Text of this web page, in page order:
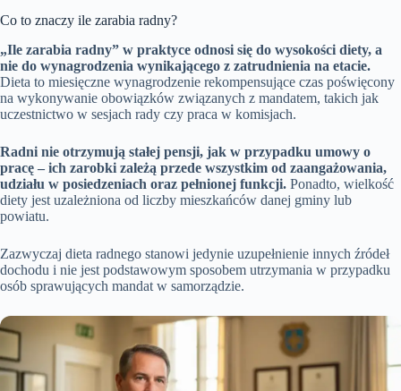
Co to znaczy ile zarabia radny?
„Ile zarabia radny” w praktyce odnosi się do wysokości diety, a
nie do wynagrodzenia wynikającego z zatrudnienia na etacie.
Dieta to miesięczne wynagrodzenie rekompensujące czas poświęcony
na wykonywanie obowiązków związanych z mandatem, takich jak
uczestnictwo w sesjach rady czy praca w komisjach.
Radni nie otrzymują stałej pensji, jak w przypadku umowy o
pracę – ich zarobki zależą przede wszystkim od zaangażowania,
udziału w posiedzeniach oraz pełnionej funkcji. Ponadto, wielkość
diety jest uzależniona od liczby mieszkańców danej gminy lub
powiatu.
Zazwyczaj dieta radnego stanowi jedynie uzupełnienie innych źródeł
dochodu i nie jest podstawowym sposobem utrzymania w przypadku
osób sprawujących mandat w samorządzie.